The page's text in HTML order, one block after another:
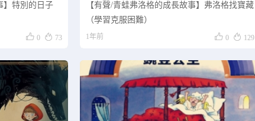
】特別的日子
 0  73
【有聲/青蛙弗洛格的成長故事】弗洛格找寶藏
（學習克服困難）
1年前  0  129